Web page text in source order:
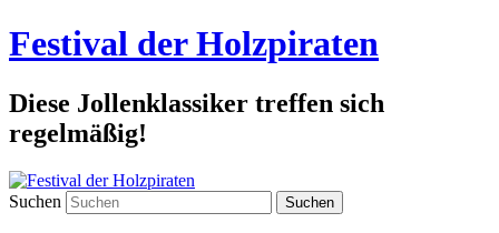
Festival der Holzpiraten
Diese Jollenklassiker treffen sich
regelmäßig!
Suchen